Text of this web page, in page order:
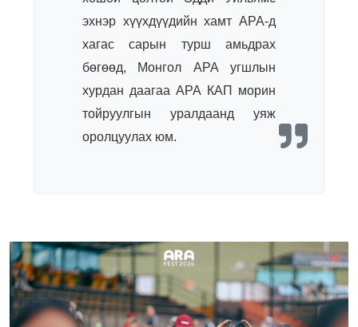
эхнэр хүүхдүүдийн хамт АРА-д
хагас сарын турш амьдрах
бөгөөд, Монгол АРА угшлын
хурдан даагаа АРА КАП морин
тойруулгын уралдаанд уяж
оролцуулах юм.